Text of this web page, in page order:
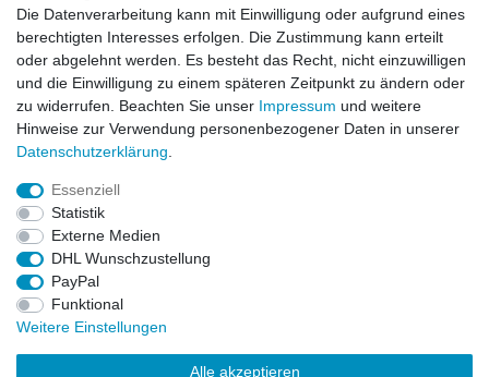
E-MAIL **
Newsletter
Honig
Hiermit bestätige ich, dass ich dieDaten­schutz­erklärunggelesen habe. Meine
Einwilligung kann ich jederzeit widerrufen.**
Abonnieren
Impressum
Widerrufs­recht
Die Datenverarbeitung kann mit Einwilligung oder aufgrund eines
berechtigten Interesses erfolgen. Die Zustimmung kann erteilt
oder abgelehnt werden. Es besteht das Recht, nicht einzuwilligen
und die Einwilligung zu einem späteren Zeitpunkt zu ändern oder
zu widerrufen. Beachten Sie unser Impressum und weitere
Hinweise zur Verwendung personenbezogener Daten in unserer
Daten­schutz­erklärung
Essenziell
Statistik
Externe Medien
DHL Wunschzustellung
PayPal
Funktional
Weitere Einstellungen
Alle akzeptieren